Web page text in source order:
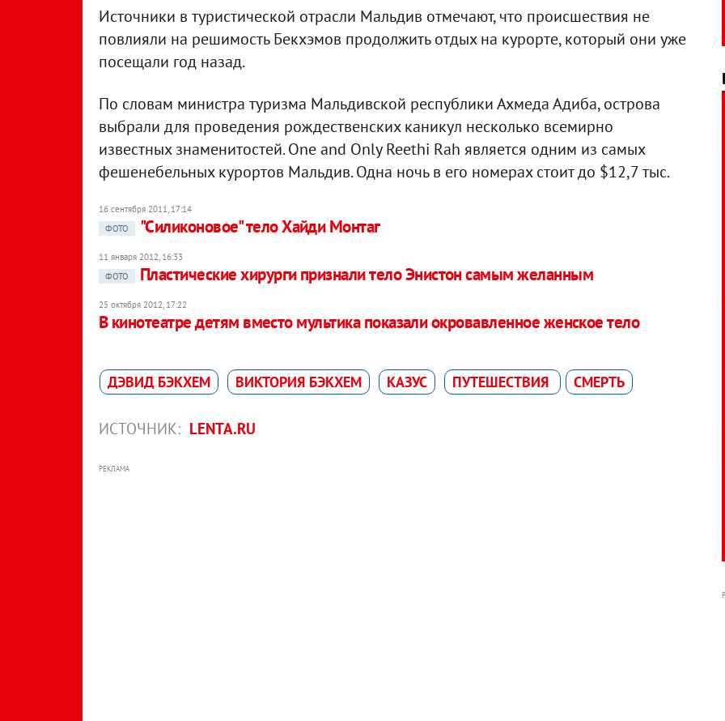
Источники в туристической отрасли Мальдив отмечают, что происшествия не
повлияли на решимость Бекхэмов продолжить отдых на курорте, который они уже
посещали год назад.
По словам министра туризма Мальдивской республики Ахмеда Адиба, острова
выбрали для проведения рождественских каникул несколько всемирно
известных знаменитостей. One and Only Reethi Rah является одним из самых
фешенебельных курортов Мальдив. Одна ночь в его номерах стоит до $12,7 тыс.
16 сентября 2011, 17:14
ФОТО
"Силиконовое" тело Хайди Монтаг
11 января 2012, 16:33
ФОТО
Пластические хирурги признали тело Энистон самым желанным
25 октября 2012, 17:22
В кинотеатре детям вместо мультика показали окровавленное женское тело
ДЭВИД БЭКХЕМ ВИКТОРИЯ БЭКХЕМ КАЗУС ПУТЕШЕСТВИЯ СМЕРТЬ
ИСТОЧНИК: LENTA.RU
РЕКЛАМА